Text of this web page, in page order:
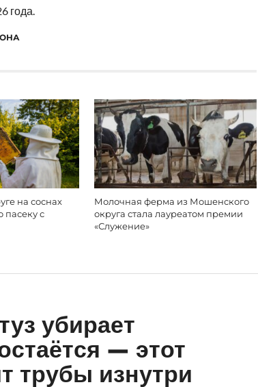
года.
на соснах
с
Молочная ферма из Мошенского
округа стала лауреатом премии
«Служение»
убирает
— этот
трубы изнутри